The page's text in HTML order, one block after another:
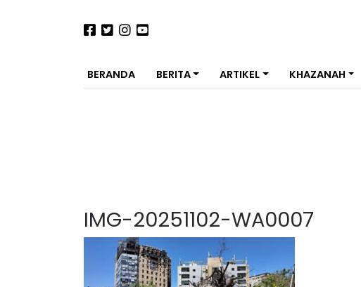
BERANDA BERITA ARTIKEL KHAZANAH
IMG-20251102-WA0007